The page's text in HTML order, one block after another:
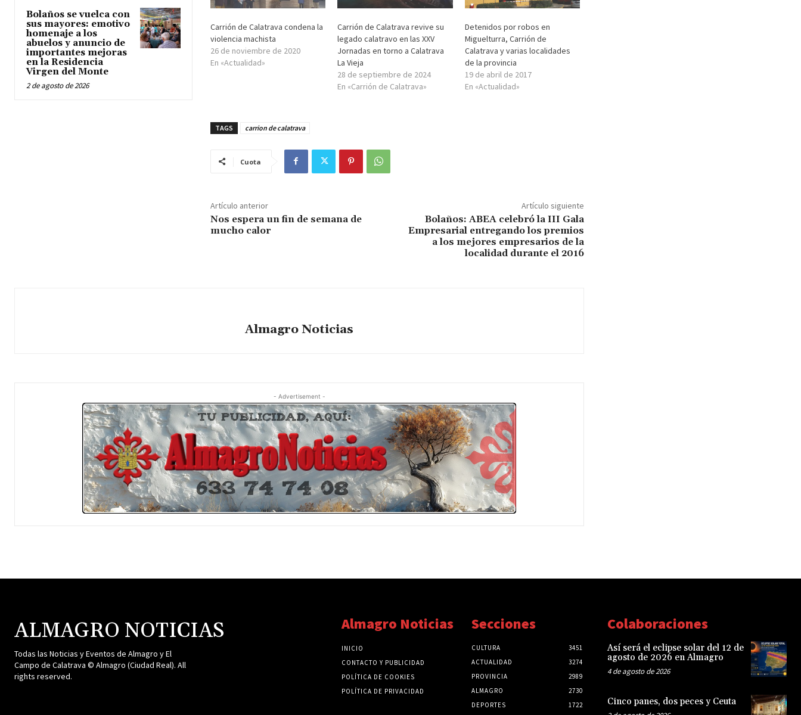
Bolaños se vuelca con
sus mayores: emotivo
homenaje a los
abuelos y anuncio de
importantes mejoras
en la Residencia
Virgen del Monte
2 de agosto de 2026
Carrión de Calatrava condena la
violencia machista
26 de noviembre de 2020
En «Actualidad»
Carrión de Calatrava revive su
legado calatravo en las XXV
Jornadas en torno a Calatrava
La Vieja
28 de septiembre de 2024
En «Carrión de Calatrava»
Detenidos por robos en
Miguelturra, Carrión de
Calatrava y varias localidades
de la provincia
19 de abril de 2017
En «Actualidad»
TAGS carrion de calatrava
Cuota
Artículo anterior
Nos espera un fin de semana de
mucho calor
Artículo siguiente
Bolaños: ABEA celebró la III Gala
Empresarial entregando los premios
a los mejores empresarios de la
localidad durante el 2016
Almagro Noticias
- Advertisement -
ALMAGRO NOTICIAS
Todas las Noticias y Eventos de Almagro y El
Campo de Calatrava © Almagro (Ciudad Real). All
rights reserved.
Almagro Noticias
INICIO
CONTACTO Y PUBLICIDAD
POLÍTICA DE COOKIES
POLÍTICA DE PRIVACIDAD
Secciones
CULTURA
3451
ACTUALIDAD
3274
PROVINCIA
2989
ALMAGRO
2730
DEPORTES
1722
Colaboraciones
Así será el eclipse solar del 12 de
agosto de 2026 en Almagro
4 de agosto de 2026
Cinco panes, dos peces y Ceuta